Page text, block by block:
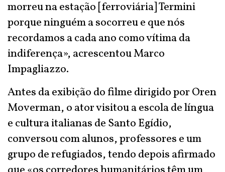
morreu na estação [ferroviária] Termini
porque ninguém a socorreu e que nós
recordamos a cada ano como vítima da
indiferença», acrescentou Marco
Impagliazzo.
Antes da exibição do filme dirigido por Oren
Moverman, o ator visitou a escola de língua
e cultura italianas de Santo Egídio,
conversou com alunos, professores e um
grupo de refugiados, tendo depois afirmado